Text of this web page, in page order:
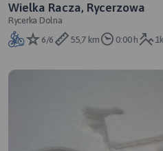
Wielka Racza, Rycerzowa
Rycerka Dolna
6/6
55,7 km 0:00 h